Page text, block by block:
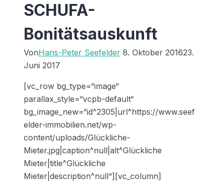
SCHUFA-
Bonitätsauskunft
VonHans-Peter Seefelder 8. Oktober 201623.
Juni 2017
[vc_row bg_type=“image“
parallax_style=“vcpb-default“
bg_image_new=“id^2305|url^https://www.seef
elder-immobilien.net/wp-
content/uploads/Glückliche-
Mieter.jpg|caption^null|alt^Glückliche
Mieter|title^Glückliche
Mieter|description^null“][vc_column]